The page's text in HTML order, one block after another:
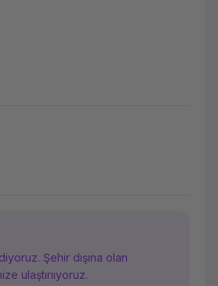
Şehir dışına olan
ulaştırııyoruz.